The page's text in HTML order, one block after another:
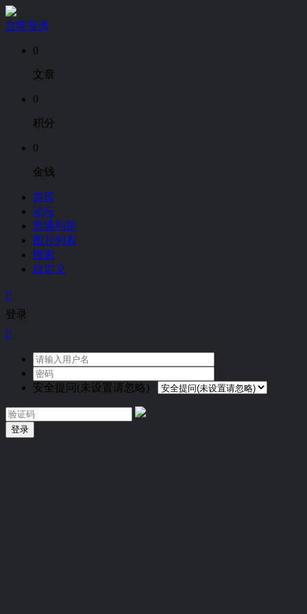
立即登录
0
文章
0
积分
0
金钱
首页
论坛
普通列表
图片列表
搜索
自定义

登录

安全提问(未设置请忽略)
登录